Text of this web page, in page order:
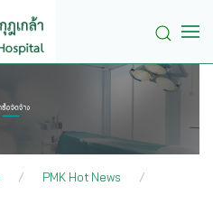
PMK Hot News